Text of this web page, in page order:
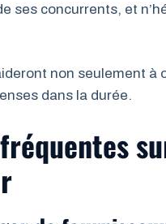
ses concurrents, et
non seulement
dans la durée.